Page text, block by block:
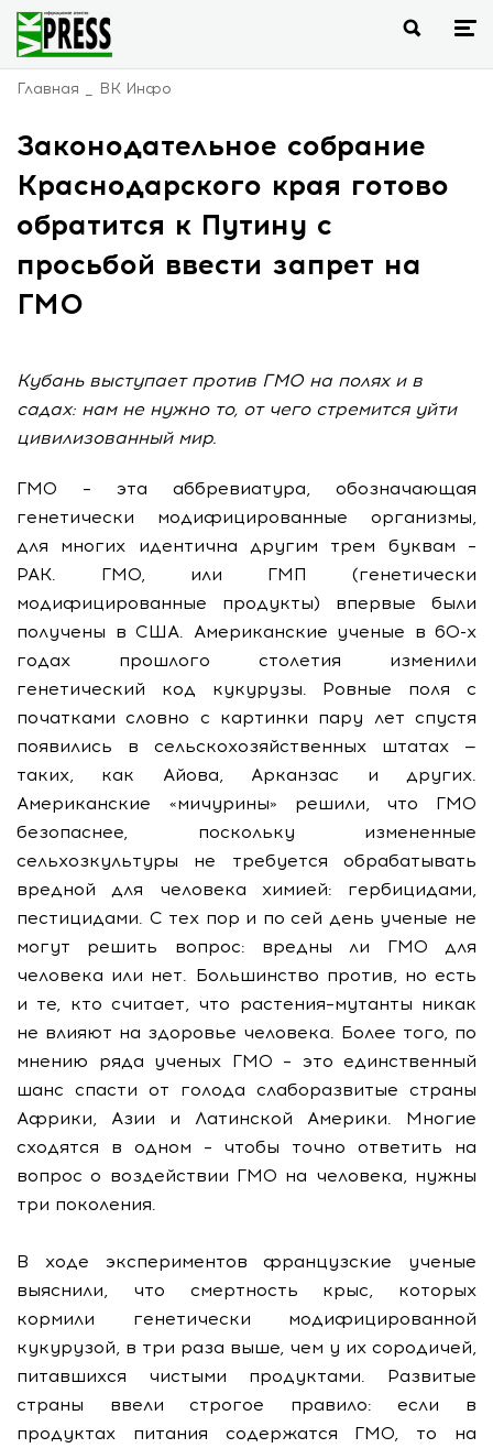
Главная ВК Инфо
Законодательное собрание
Краснодарского края готово
обратится к Путину с
просьбой ввести запрет на
ГМО
Кубань выступает против ГМО на полях и в
садах: нам не нужно то, от чего стремится уйти
цивилизованный мир.
ГМО – эта аббревиатура, обозначающая
генетически модифицированные организмы,
для многих идентична другим трем буквам –
РАК. ГМО, или ГМП (генетически
модифицированные продукты) впервые были
получены в США. Американские ученые в 60-х
годах прошлого столетия изменили
генетический код кукурузы. Ровные поля с
початками словно с картинки пару лет спустя
появились в сельскохозяйственных штатах —
таких, как Айова, Арканзас и других.
Американские «мичурины» решили, что ГМО
безопаснее, поскольку измененные
сельхозкультуры не требуется обрабатывать
вредной для человека химией: гербицидами,
пестицидами. С тех пор и по сей день ученые не
могут решить вопрос: вредны ли ГМО для
человека или нет. Большинство против, но есть
и те, кто считает, что растения–мутанты никак
не влияют на здоровье человека. Более того, по
мнению ряда ученых ГМО – это единственный
шанс спасти от голода слаборазвитые страны
Африки, Азии и Латинской Америки. Многие
сходятся в одном – чтобы точно ответить на
вопрос о воздействии ГМО на человека, нужны
три поколения.
В ходе экспериментов французские ученые
выяснили, что смертность крыс, которых
кормили генетически модифицированной
кукурузой, в три раза выше, чем у их сородичей,
питавшихся чистыми продуктами. Развитые
страны ввели строгое правило: если в
продуктах питания содержатся ГМО, то на